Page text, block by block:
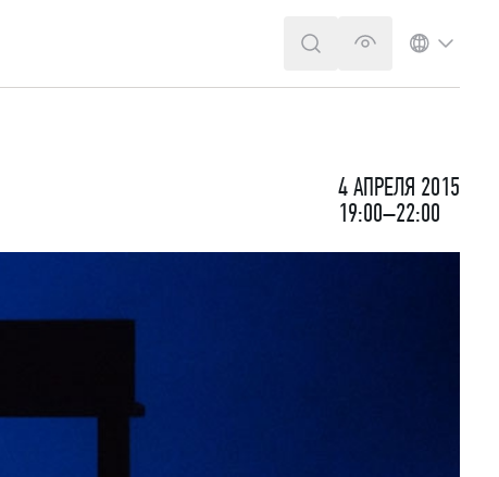
ПОИСКВЕРСИЯ ДЛЯ
ЯЗЫК
4 АПРЕЛЯ 2015
19:00–22:00